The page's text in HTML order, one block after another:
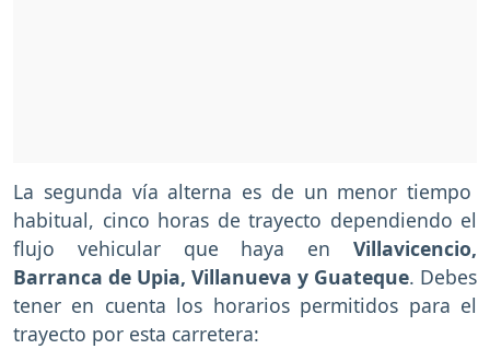
La segunda vía alterna es de un menor tiempo
habitual, cinco horas de trayecto dependiendo el
flujo vehicular que haya en Villavicencio,
Barranca de Upia, Villanueva y Guateque. Debes
tener en cuenta los horarios permitidos para el
trayecto por esta carretera: